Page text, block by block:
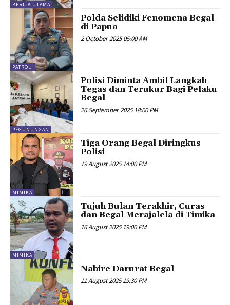
BERITA UTAMA
PATROLI
Polda Selidiki Fenomena Begal
di Papua
2 October 2025 05:00 AM
PEGUNUNGAN
Polisi Diminta Ambil Langkah
Tegas dan Terukur Bagi Pelaku
Begal
26 September 2025 18:00 PM
MIMIKA
Tiga Orang Begal Diringkus
Polisi
19 August 2025 14:00 PM
MIMIKA
Tujuh Bulan Terakhir, Curas
dan Begal Merajalela di Timika
16 August 2025 19:00 PM
Nabire Darurat Begal
11 August 2025 19:30 PM